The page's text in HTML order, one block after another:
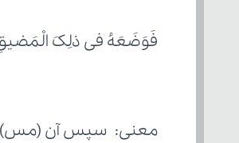
فَوَضَعَهُ فی ذلِکَ
معنی: سپس آن (مس) را